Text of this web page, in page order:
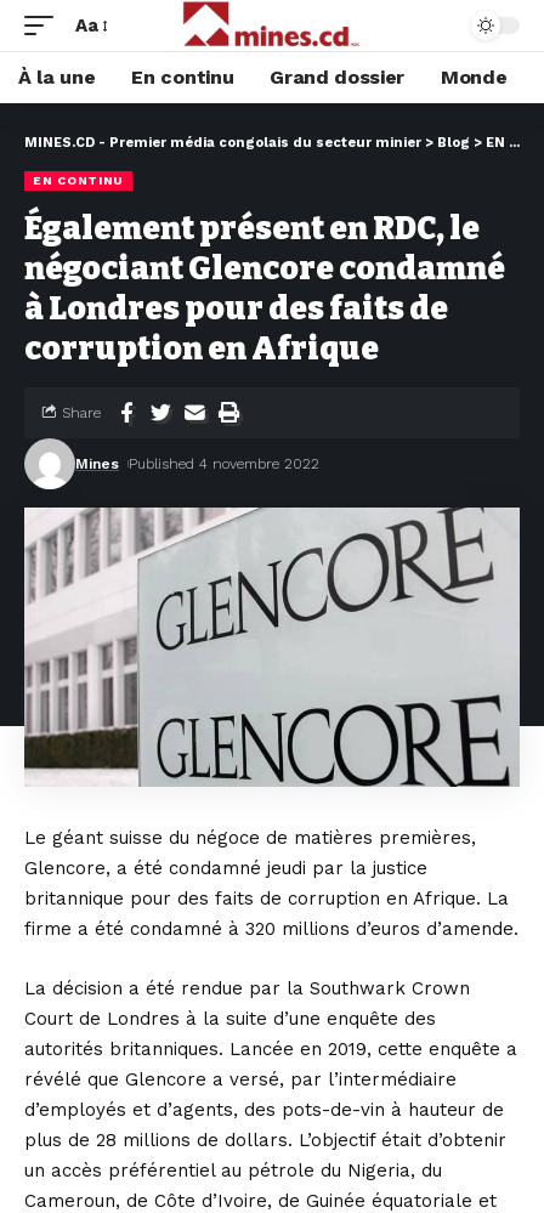
Aa
À la une En continu Grand dossier Monde
MINES.CD - Premier média congolais du secteur minier > Blog > EN CONTINU
EN CONTINU
Également présent en RDC, le
négociant Glencore condamné
à Londres pour des faits de
corruption en Afrique
Mines Published 4 novembre 2022
Share
Le géant suisse du négoce de matières premières,
Glencore, a été condamné jeudi par la justice
britannique pour des faits de corruption en Afrique. La
firme a été condamné à 320 millions d’euros d’amende.
La décision a été rendue par la Southwark Crown
Court de Londres à la suite d’une enquête des
autorités britanniques. Lancée en 2019, cette enquête a
révélé que Glencore a versé, par l’intermédiaire
d’employés et d’agents, des pots-de-vin à hauteur de
plus de 28 millions de dollars. L’objectif était d’obtenir
un accès préférentiel au pétrole du Nigeria, du
Cameroun, de Côte d’Ivoire, de Guinée équatoriale et